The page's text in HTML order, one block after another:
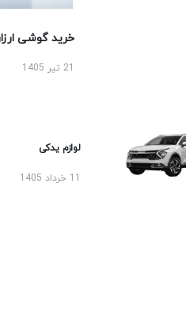
خرید گوشی ارزان
لوازم یدکی